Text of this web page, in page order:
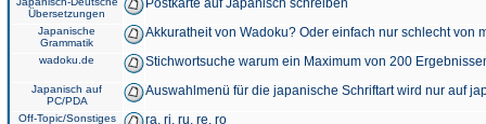
Übersetzungen
Postkarte auf Japanisch schreiben
Japanische
Grammatik
Akkuratheit von Wadoku? Oder einfach nur schlecht von
wadoku.de Stichwortsuche warum ein Maximum von 200
Japanisch auf
PC/PDA
Auswahlmenü für die japanische Schriftart wird nur auf
Off-Topic/Sonstiges ra, ri, ru, re, ro